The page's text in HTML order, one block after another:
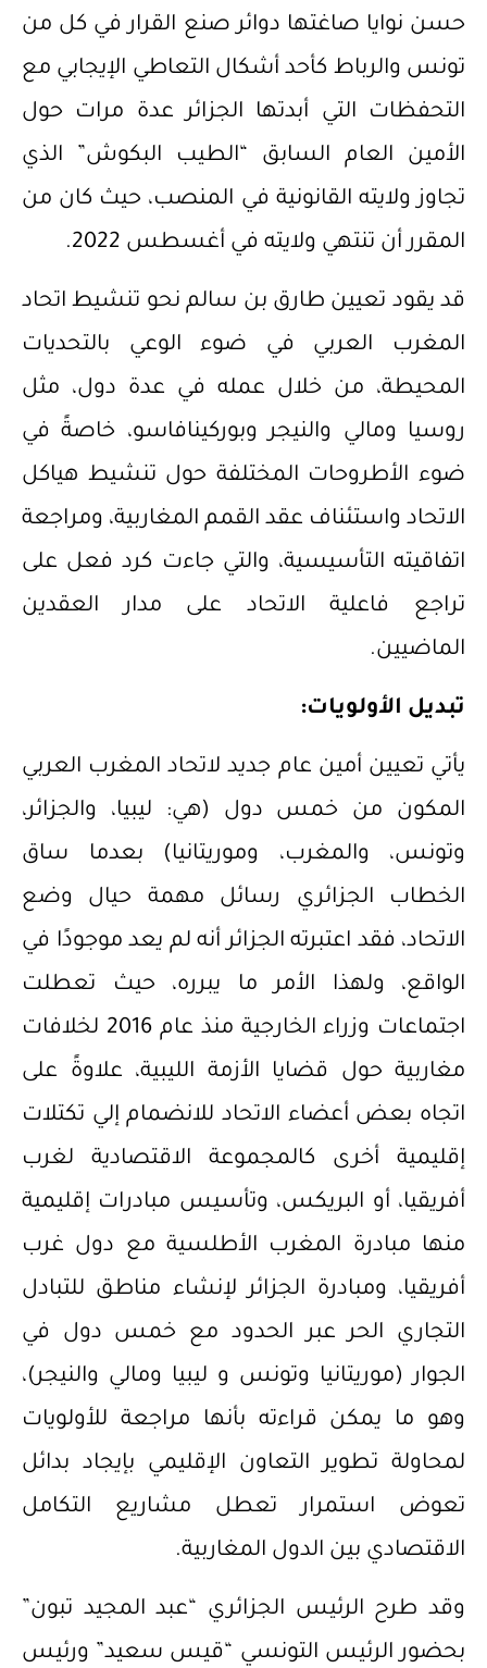
حسن نوايا صاغتها دوائر صنع القرار في كل من
تونس والرباط كأحد أشكال التعاطي الإيجابي مع
التحفظات التي أبدتها الجزائر عدة مرات حول
الأمين العام السابق “الطيب البكوش” الذي
تجاوز ولايته القانونية في المنصب، حيث كان من
المقرر أن تنتهي ولايته في أغسطس 2022.
قد يقود تعيين طارق بن سالم نحو تنشيط اتحاد
المغرب العربي في ضوء الوعي بالتحديات
المحيطة، من خلال عمله في عدة دول، مثل
روسيا ومالي والنيجر وبوركينافاسو، خاصةً في
ضوء الأطروحات المختلفة حول تنشيط هياكل
الاتحاد واستئناف عقد القمم المغاربية، ومراجعة
اتفاقيته التأسيسية، والتي جاءت كرد فعل على
تراجع فاعلية الاتحاد على مدار العقدين
الماضيين.
تبديل الأولويات:
يأتي تعيين أمين عام جديد لاتحاد المغرب العربي
المكون من خمس دول (هي: ليبيا، والجزائر،
وتونس، والمغرب، وموريتانيا) بعدما ساق
الخطاب الجزائري رسائل مهمة حيال وضع
الاتحاد، فقد اعتبرته الجزائر أنه لم يعد موجودًا في
الواقع، ولهذا الأمر ما يبرره، حيث تعطلت
اجتماعات وزراء الخارجية منذ عام 2016 لخلافات
مغاربية حول قضايا الأزمة الليبية، علاوةً على
اتجاه بعض أعضاء الاتحاد للانضمام إلي تكتلات
إقليمية أخرى كالمجموعة الاقتصادية لغرب
أفريقيا، أو البريكس، وتأسيس مبادرات إقليمية
منها مبادرة المغرب الأطلسية مع دول غرب
أفريقيا، ومبادرة الجزائر لإنشاء مناطق للتبادل
التجاري الحر عبر الحدود مع خمس دول في
الجوار (موريتانيا وتونس و ليبيا ومالي والنيجر)،
وهو ما يمكن قراءته بأنها مراجعة للأولويات
لمحاولة تطوير التعاون الإقليمي بإيجاد بدائل
تعوض استمرار تعطل مشاريع التكامل
الاقتصادي بين الدول المغاربية.
وقد طرح الرئيس الجزائري “عبد المجيد تبون”
بحضور الرئيس التونسي “قيس سعيد” ورئيس